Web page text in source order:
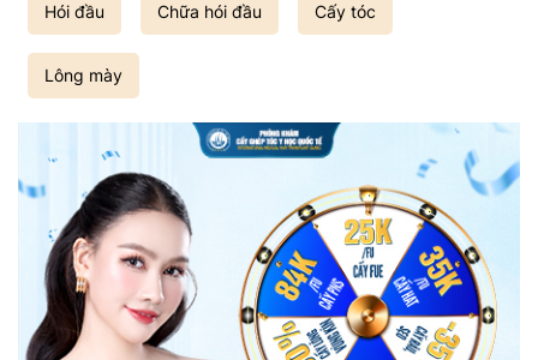
Hói đầu Chữa hói đầu Cấy tóc
Lông mày